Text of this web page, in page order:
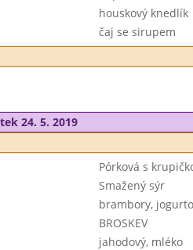
houskový knedlík
čaj se sirupem
24. 5. 2019
Pórková s
Smažený sýr
brambory,
BROSKEV
jahodový, mléko